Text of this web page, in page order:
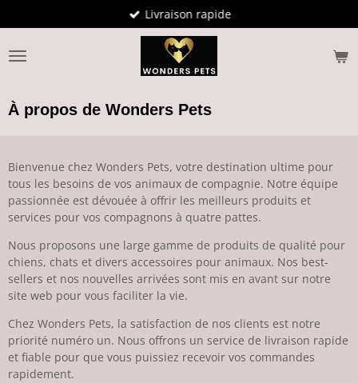
au
contenu
principal
Livraison rapide
À propos de Wonders Pets
Bienvenue chez Wonders Pets, votre destination ultime pour
tous les besoins de vos animaux de compagnie. Notre équipe
passionnée est dévouée à offrir les meilleurs produits et
services pour vos compagnons à quatre pattes.
Nous proposons une large gamme de produits de qualité pour
chiens, chats et divers accessoires pour animaux. Nos best-
sellers et nos nouvelles arrivées sont mis en avant sur notre
site web pour vous faciliter la vie.
Chez Wonders Pets, la satisfaction de nos clients est notre
priorité numéro un. Nous offrons un service de livraison rapide
et fiable pour que vous puissiez recevoir vos commandes
rapidement.